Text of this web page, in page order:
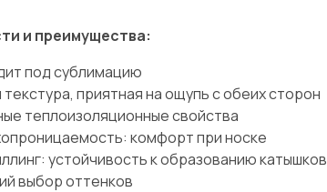
и преимущества:
под сублимацию
текстура, приятная на ощупь с обеих сторон
теплоизоляционные свойства
комфорт при носке
устойчивость к образованию катышков
выбор оттенков